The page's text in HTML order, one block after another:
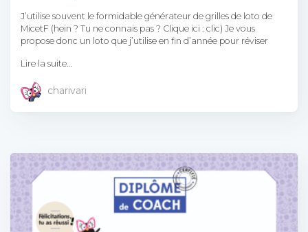
J’utilise souvent le formidable générateur de grilles de loto de
MicetF (hein ? Tu ne connais pas ? Clique ici : clic) Je vous
propose donc un loto que j’utilise en fin d’année pour réviser
Lire la suite…
charivari